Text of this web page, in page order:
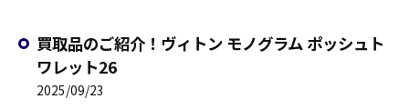
買取品のご紹介！ヴィトン モノグラム ポッシュト
ワレット26
2025/09/23